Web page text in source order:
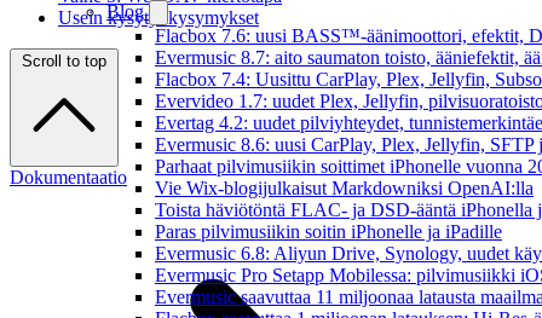
Blog
Flacbox 7.6: uusi BASS™-äänimoottori, efektit,
Evermusic 8.7: aito saumaton toisto, ääniefektit,
Flacbox 7.4: Uusittu CarPlay, Plex, Jellyfin,
Evervideo 1.7: uudet Plex, Jellyfin,
Evertag 4.2: uudet pilviyhteydet,
Evermusic 8.6: uusi CarPlay, Plex, Jellyfin, SFTP
Parhaat pilvimusiikin soittimet iPhonelle vuonna
Vie Wix-blogijulkaisut Markdowniksi OpenAI:lla
Toista häviötöntä FLAC- ja DSD-ääntä iPhonella
Paras pilvimusiikin soitin iPhonelle ja iPadille
Evermusic 6.8: Aliyun Drive, Synology, uudet
Evermusic Pro Setapp Mobilessa: pilvimusiikki
Evermusic saavuttaa 11 miljoonaa latausta
Usein kysytyt kysymykset
Scroll to top
Dokumentaatio